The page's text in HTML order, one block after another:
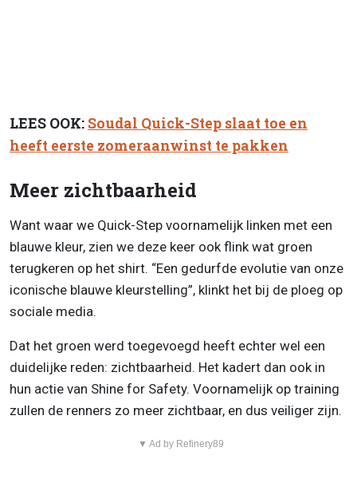
LEES OOK: Soudal Quick-Step slaat toe en
heeft eerste zomeraanwinst te pakken
Meer zichtbaarheid
Want waar we Quick-Step voornamelijk linken met een
blauwe kleur, zien we deze keer ook flink wat groen
terugkeren op het shirt. “Een gedurfde evolutie van onze
iconische blauwe kleurstelling”, klinkt het bij de ploeg op
sociale media.
Dat het groen werd toegevoegd heeft echter wel een
duidelijke reden: zichtbaarheid. Het kadert dan ook in
hun actie van Shine for Safety. Voornamelijk op training
zullen de renners zo meer zichtbaar, en dus veiliger zijn.
▼ Ad by Refinery89